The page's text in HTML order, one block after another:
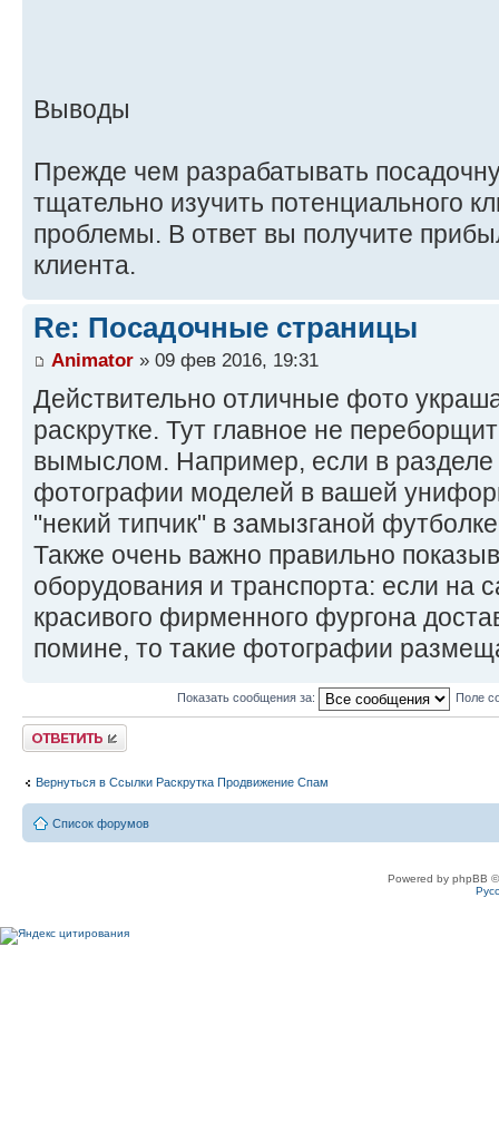
Выводы
Прежде чем разрабатывать
тщательно изучить потенциального
проблемы. В ответ вы получите
клиента.
Re: Посадочные страницы
Animator » 09 фев 2016, 19:31
Действительно отличные фото
раскрутке. Тут главное не
вымыслом. Например, если в разделе
фотографии моделей в вашей
"некий типчик" в замызганой
Также очень важно правильно
оборудования и транспорта: если на
красивого фирменного фургона
помине, то такие фотографии
Показать сообщения за: Поле
Ответить
Вернуться в Ссылки Раскрутка Продвижение Спам
Список форумов
Powered by phpBB